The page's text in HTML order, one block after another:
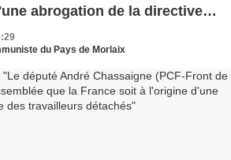
abrogation de la directive
du Pays de Morlaix